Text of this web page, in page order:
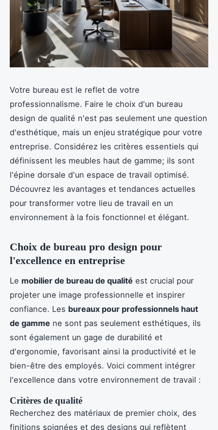
Votre bureau est le reflet de votre
professionnalisme. Faire le choix d'un bureau
design de qualité n'est pas seulement une question
d'esthétique, mais un enjeu stratégique pour votre
entreprise. Considérez les critères essentiels qui
définissent les meubles haut de gamme; ils sont
l'épine dorsale d'un espace de travail optimisé.
Découvrez les avantages et tendances actuelles
pour transformer votre lieu de travail en un
environnement à la fois fonctionnel et élégant.
Choix de bureau pro design pour
l'excellence en entreprise
Le mobilier de bureau de qualité est crucial pour
projeter une image professionnelle et inspirer
confiance. Les bureaux pour professionnels haut
de gamme ne sont pas seulement esthétiques, ils
sont également un gage de durabilité et
d'ergonomie, favorisant ainsi la productivité et le
bien-être des employés. Voici comment intégrer
l'excellence dans votre environnement de travail :
Critères de qualité
Recherchez des matériaux de premier choix, des
finitions soignées et des designs qui reflètent